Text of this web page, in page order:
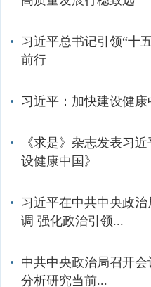
中共中央办公厅印
作细则》
中共中央办公厅 国
建设成效考核办法》
查
大气环境质量
全国空气质量状况
其他
全国空气吸
生态环境监测
关于表彰生态环境
工作者和先进基层
生态环境部“两优一
习近平总书记引领“十
前行
习近平：加快建设健康
《求是》杂志发表习
设健康中国》
习近平在中共中央政
调 强化政治引领...
中共中央政治局召开
分析研究当前...